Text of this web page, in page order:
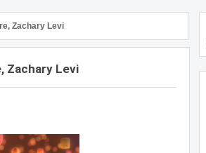
Zachary Levi
Zachary Levi